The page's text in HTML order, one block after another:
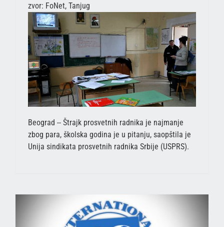
zvor: FoNet, Tanjug
Beograd -- Štrajk prosvetnih radnika je najmanje
zbog para, školska godina je u pitanju, saopštila je
Unija sindikata prosvetnih radnika Srbije (USPRS).